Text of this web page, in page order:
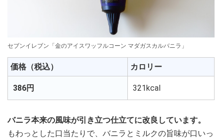
セブンイレブン「金のアイスワッフルコーン マダガスカルバニラ」
価格（税込） カロリー
386円 321kcal
バニラ本来の風味が引き立つ仕立てに改良しています。
もわっとした口当たりで、バニラとミルクの旨味が口いっ